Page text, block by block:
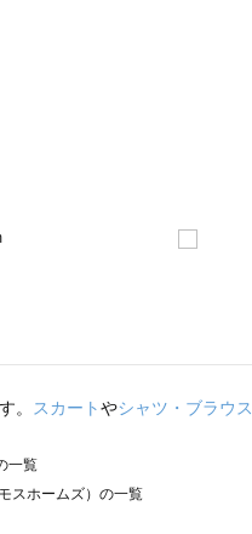
。 スカートやシャツ・ブラウス
一覧
スホームズ）の一覧